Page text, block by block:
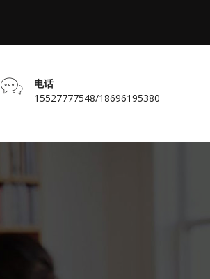
电话
15527777548/18696195380